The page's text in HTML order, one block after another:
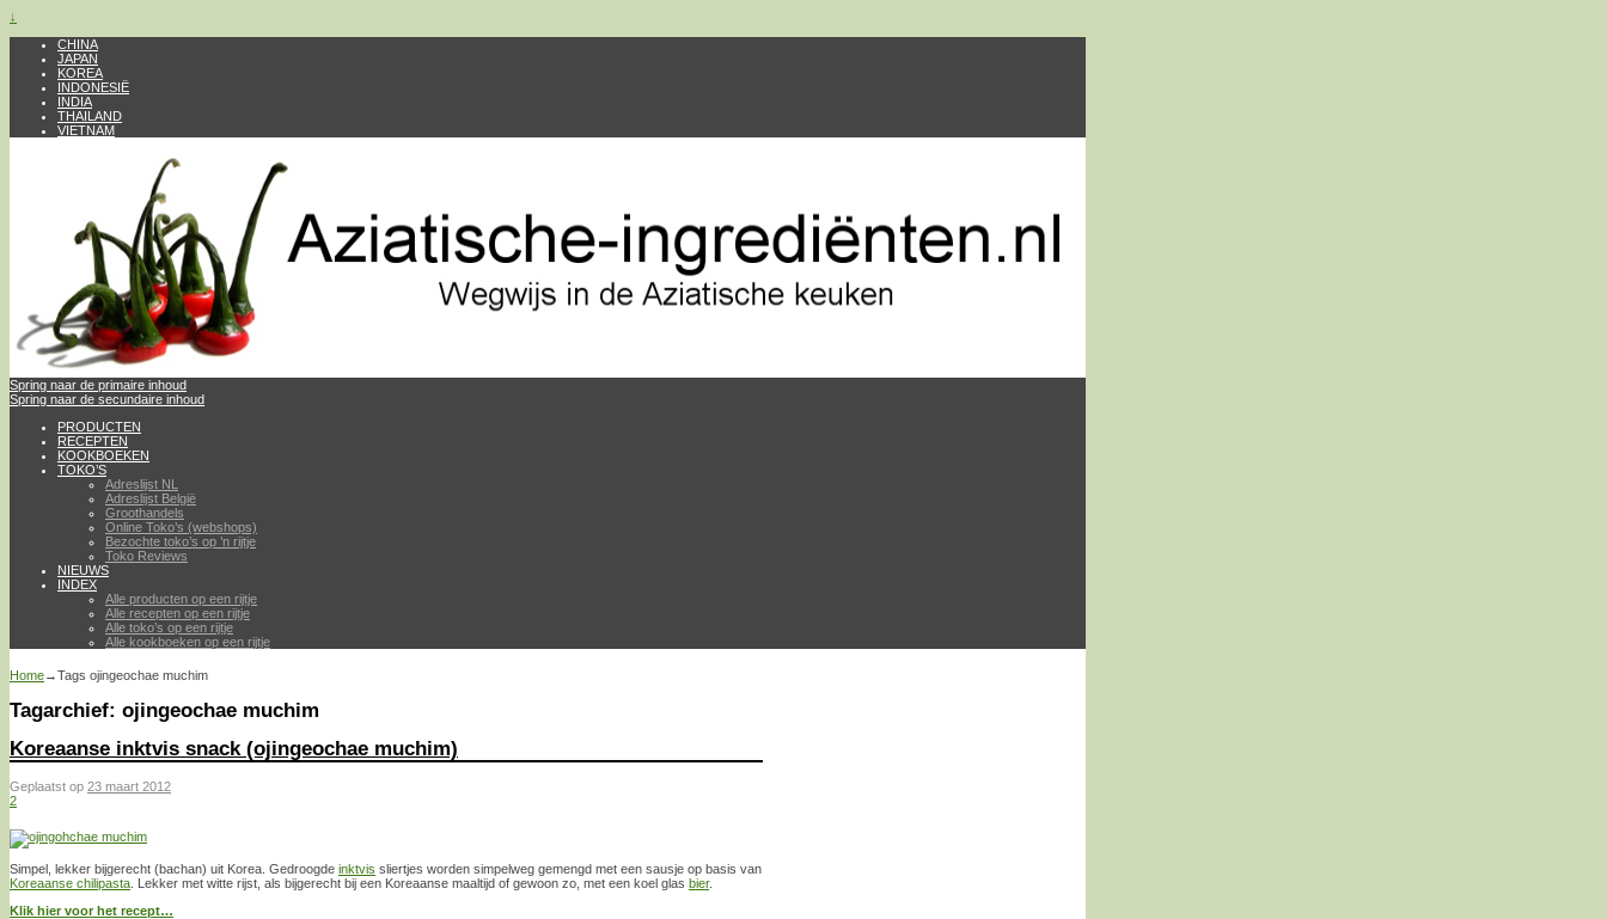
↓
CHINA
JAPAN
KOREA
INDONESIË
INDIA
THAILAND
VIETNAM
Spring naar de primaire inhoud
Spring naar de secundaire inhoud
PRODUCTEN
RECEPTEN
KOOKBOEKEN
TOKO’S
Adreslijst NL
Adreslijst België
Groothandels
Online Toko’s (webshops)
Bezochte toko’s op ’n rijtje
Toko Reviews
NIEUWS
INDEX
Alle producten op een rijtje
Alle recepten op een rijtje
Alle toko’s op een rijtje
Alle kookboeken op een rijtje
Home→Tags ojingeochae muchim
Tagarchief: ojingeochae muchim
Koreaanse inktvis snack (ojingeochae muchim)
Geplaatst op 23 maart 2012
2
Simpel, lekker bijgerecht (bachan) uit Korea. Gedroogde inktvis sliertjes worden simpelweg gemengd met een sausje op basis van
Koreaanse chilipasta . Lekker met witte rijst, als bijgerecht bij een Koreaanse maaltijd of gewoon zo, met een koel glas bier.
Klik hier voor het recept…